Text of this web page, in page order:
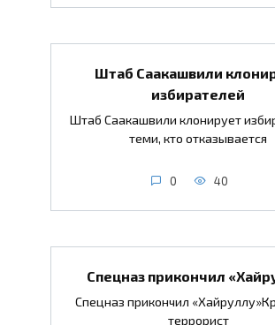
Штаб Саакашвили
избирателей
Штаб Саакашвили клонирует
теми, кто отказывается
0 40
Спецназ прикончил
Спецназ прикончил
террорист